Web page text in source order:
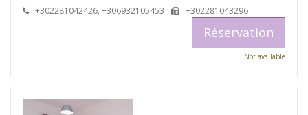
+302281042426, +306932105453 +302281043296
Réservation
Not available